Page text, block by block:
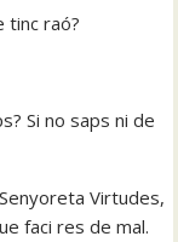
tinc raó?
Si no saps ni de
Virtudes,
faci res de mal.